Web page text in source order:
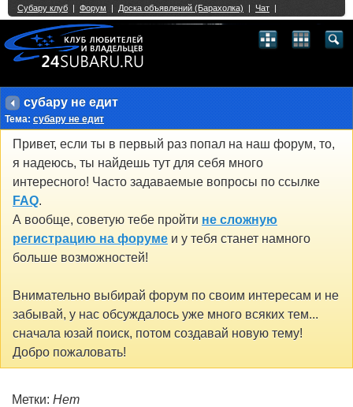
субару не едит
Тема: субару не едит
Привет, если ты в первый раз попал на наш форум, то,
я надеюсь, ты найдешь тут для себя много
интересного! Часто задаваемые вопросы по ссылке
FAQ.
А вообще, советую тебе пройти не сложную
регистрацию на форуме и у тебя станет намного
больше возможностей!
Внимательно выбирай форум по своим интересам и не
забывай, у нас обсуждалось уже много всяких тем...
сначала юзай поиск, потом создавай новую тему!
Добро пожаловать!
Метки: Нет
Single Sign On provided byvBSSO
2 3 4 5 6 7 8 9 10 11 12 13 21 22 23 24 25 26
27 28 29 30 31 32 33 40 41 42 43